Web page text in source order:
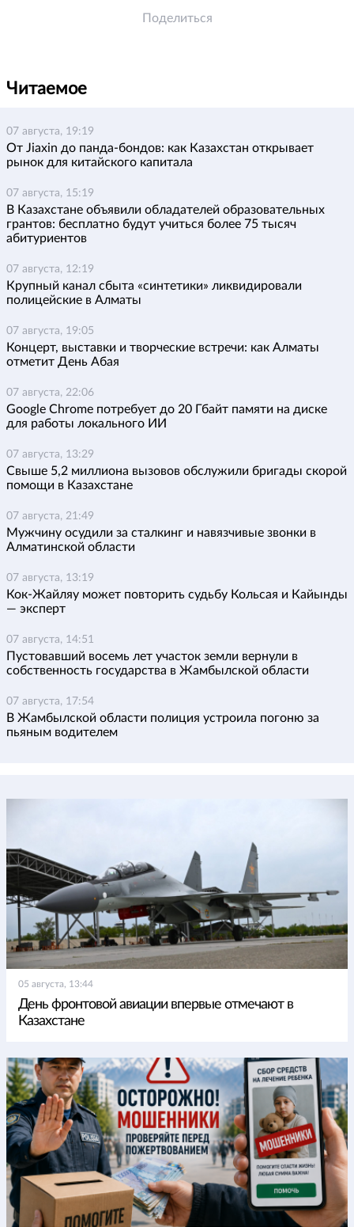
Поделиться
Читаемое
07 августа, 19:19
От Jiaxin до панда-бондов: как Казахстан открывает
рынок для китайского капитала
07 августа, 15:19
В Казахстане объявили обладателей образовательных
грантов: бесплатно будут учиться более 75 тысяч
абитуриентов
07 августа, 12:19
Крупный канал сбыта «синтетики» ликвидировали
полицейские в Алматы
07 августа, 19:05
Концерт, выставки и творческие встречи: как Алматы
отметит День Абая
07 августа, 22:06
Google Chrome потребует до 20 Гбайт памяти на диске
для работы локального ИИ
07 августа, 13:29
Свыше 5,2 миллиона вызовов обслужили бригады скорой
помощи в Казахстане
07 августа, 21:49
Мужчину осудили за сталкинг и навязчивые звонки в
Алматинской области
07 августа, 13:19
Кок-Жайляу может повторить судьбу Кольсая и Кайынды
— эксперт
07 августа, 14:51
Пустовавший восемь лет участок земли вернули в
собственность государства в Жамбылской области
07 августа, 17:54
В Жамбылской области полиция устроила погоню за
пьяным водителем
05 августа, 13:44
День фронтовой авиации впервые отмечают в
Казахстане